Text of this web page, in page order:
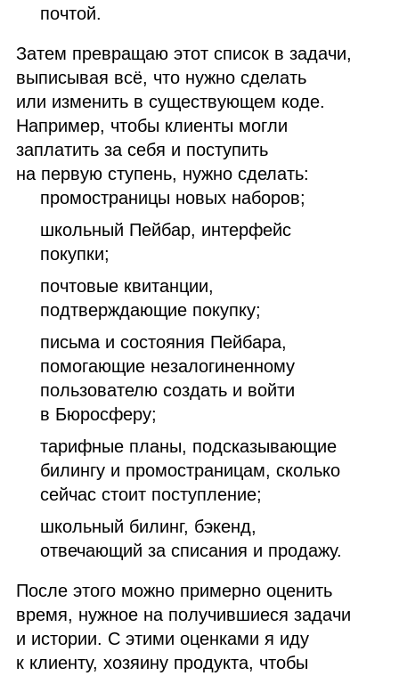
почтой.
Затем превращаю этот список в задачи,
выписывая всё, что нужно сделать
или изменить в существующем коде.
Например, чтобы клиенты могли
заплатить за себя и поступить
на первую ступень, нужно сделать:
промостраницы новых наборов;
школьный Пейбар, интерфейс
покупки;
почтовые квитанции,
подтверждающие покупку;
письма и состояния Пейбара,
помогающие незалогиненному
пользователю создать и войти
в Бюросферу;
тарифные планы, подсказывающие
билингу и промостраницам, сколько
сейчас стоит поступление;
школьный билинг, бэкенд,
отвечающий за списания и продажу.
После этого можно примерно оценить
время, нужное на получившиеся задачи
и истории. С этими оценками я иду
к клиенту, хозяину продукта, чтобы